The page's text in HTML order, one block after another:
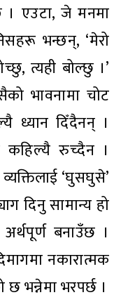
। एउटा, जे मनमा
भन्छन्, ‘मेरो
त्यही बोल्छु ।’
भावनामा चोट
ध्यान दिँदैनन् ।
कहिल्यै रुच्दैन ।
‘घुसघुसे’
दिनु सामान्य हो
बनाउँछ ।
नकारात्मक
भन्नेमा भरपर्छ ।